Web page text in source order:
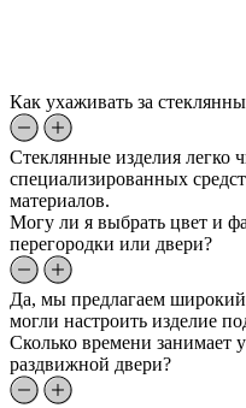
Как ухаживать за
Стеклянные изделия легко
специализированных
материалов.
Могу ли я выбрать цвет и
перегородки или двери?
Да, мы предлагаем
могли настроить изделие
Сколько времени занимает
раздвижной двери?